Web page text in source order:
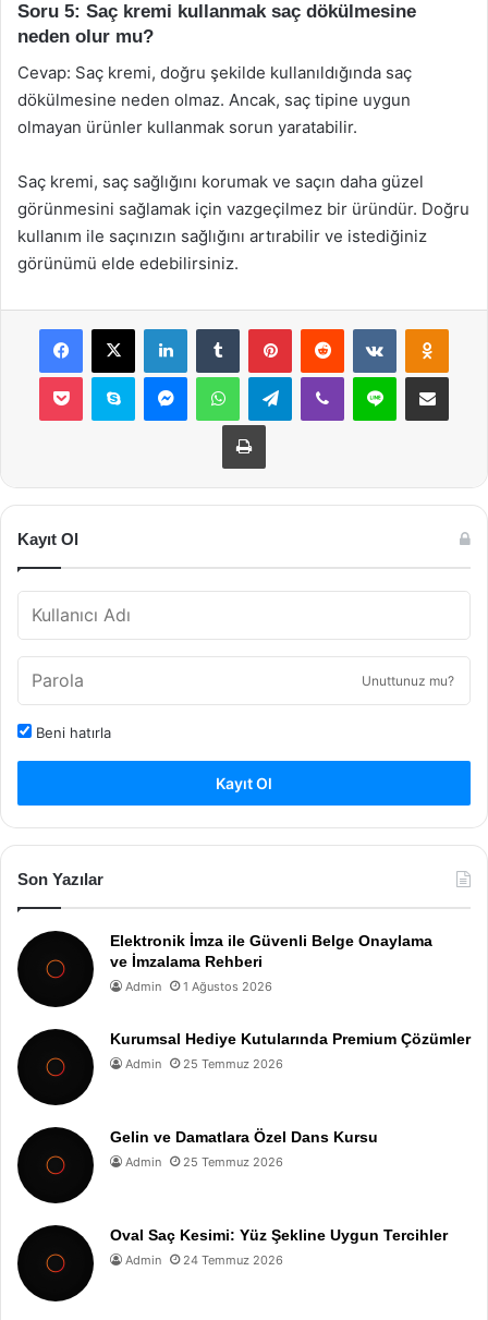
Soru 5: Saç kremi kullanmak saç dökülmesine
neden olur mu?
Cevap: Saç kremi, doğru şekilde kullanıldığında saç
dökülmesine neden olmaz. Ancak, saç tipine uygun
olmayan ürünler kullanmak sorun yaratabilir.
Saç kremi, saç sağlığını korumak ve saçın daha güzel
görünmesini sağlamak için vazgeçilmez bir üründür. Doğru
kullanım ile saçınızın sağlığını artırabilir ve istediğiniz
görünümü elde edebilirsiniz.
Facebook
X LinkedInTumblr PinterestReddit VKontakte
Pocket Skype MessengerWhatsAppTelegramViber Line E-Posta ile
Yazdır
Kayıt Ol
Unuttunuz mu?
Beni hatırla
Kayıt Ol
Son Yazılar
Elektronik İmza ile Güvenli Belge Onaylama
ve İmzalama Rehberi
Admin 1 Ağustos 2026
Kurumsal Hediye Kutularında Premium Çözümler
Admin 25 Temmuz 2026
Gelin ve Damatlara Özel Dans Kursu
Admin 25 Temmuz 2026
Oval Saç Kesimi: Yüz Şekline Uygun Tercihler
Admin 24 Temmuz 2026